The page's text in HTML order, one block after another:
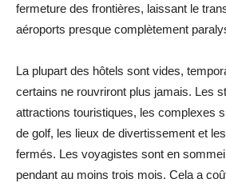
fermeture des frontières, laissant le
aéroports presque complètement
La plupart des hôtels sont vides,
certains ne rouvriront plus jamais. Les
attractions touristiques, les complexes
de golf, les lieux de divertissement et
fermés. Les voyagistes sont en
pendant au moins trois mois. Cela a